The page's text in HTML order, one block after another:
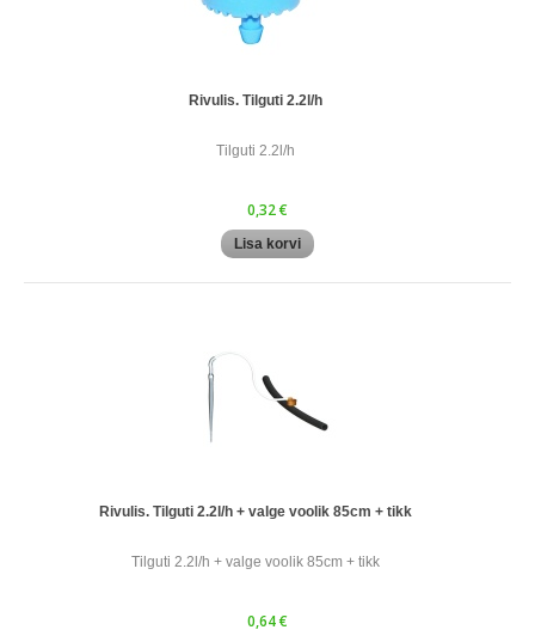
Rivulis. Tilguti 2.2l/h
Tilguti 2.2l/h
0,32 €
Lisa korvi
Rivulis. Tilguti 2.2l/h + valge voolik 85cm + tikk
Tilguti 2.2l/h + valge voolik 85cm + tikk
0,64 €